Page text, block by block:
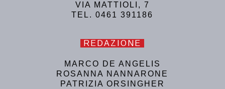
VIA MATTIOLI, 7
TEL. 0461 391186
REDAZIONE
MARCO DE ANGELIS
ROSANNA NANNARONE
PATRIZIA ORSINGHER